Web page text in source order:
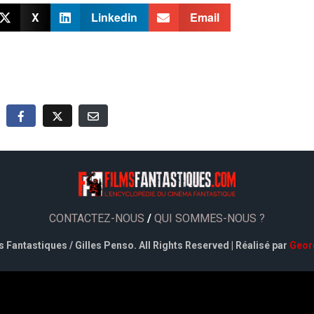
X Linkedin Email
CONTACTEZ-NOUS / QUI SOMMES-NOUS ?
Fantastiques / Gilles Penso. All Rights Reserved | Réalisé par